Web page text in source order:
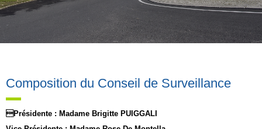
Composition du Conseil de Surveillance
Présidente : Madame Brigitte PUIGGALI